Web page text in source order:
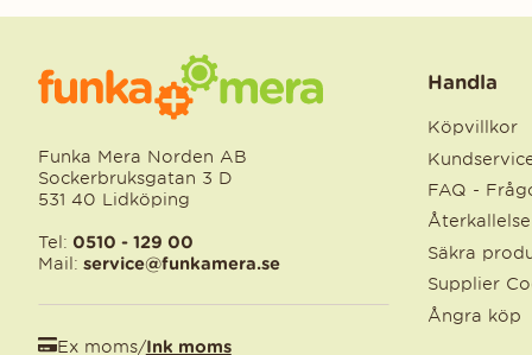
Funka Mera Norden AB
Sockerbruksgatan 3 D
531 40 Lidköping
Tel: 0510 - 129 00
Mail: service@funkamera.se
Ex moms/Ink moms
Handla
Köpvillkor
FAQ -
Säkra
Supplier
Ångra köp